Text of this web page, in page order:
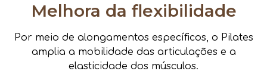
Melhora da flexibilidade
Por meio de alongamentos específicos, o Pilates
amplia a mobilidade das articulações e a
elasticidade dos músculos.